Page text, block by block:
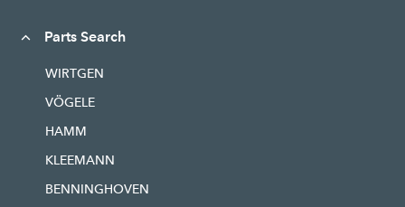
Parts Search
WIRTGEN
VÖGELE
HAMM
KLEEMANN
BENNINGHOVEN